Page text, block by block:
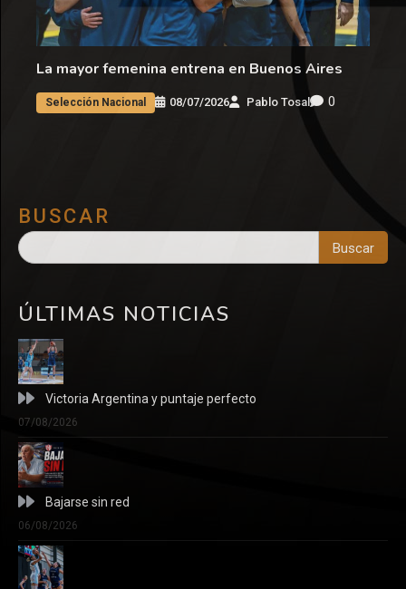
La mayor femenina entrena en Buenos Aires
Selección Nacional 08/07/2026 Pablo Tosal 0
BUSCAR
Buscar
ÚLTIMAS NOTICIAS
Victoria Argentina y puntaje perfecto
07/08/2026
Bajarse sin red
06/08/2026